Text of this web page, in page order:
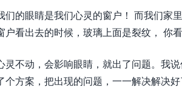
们的眼睛是我们心灵的窗户！ 而我们家
户看出去的时候，玻璃上面是裂纹， 你
灵不动，会影响眼睛，就出了问题。我
个方案，把出现的问题，一一解决解决好